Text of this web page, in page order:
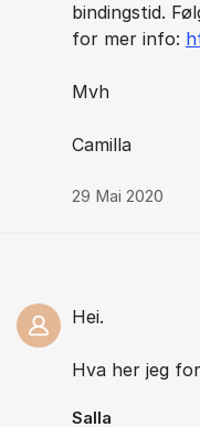
bindingstid.
for mer info:
Mvh
Camilla
29 Mai 2020
Hei.
Hva her jeg
Salla